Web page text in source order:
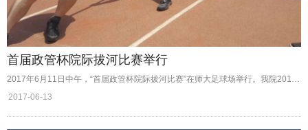
首届政管杯院际拔河比赛举行
2017年6月11日中午，“首届政管杯院际拔河比赛”在师大足球场举行。我院2016级MPA邀请经管院2016级MBA、社发院2016级MPA及法学院本科生进行拔河比赛。
2017-06-13